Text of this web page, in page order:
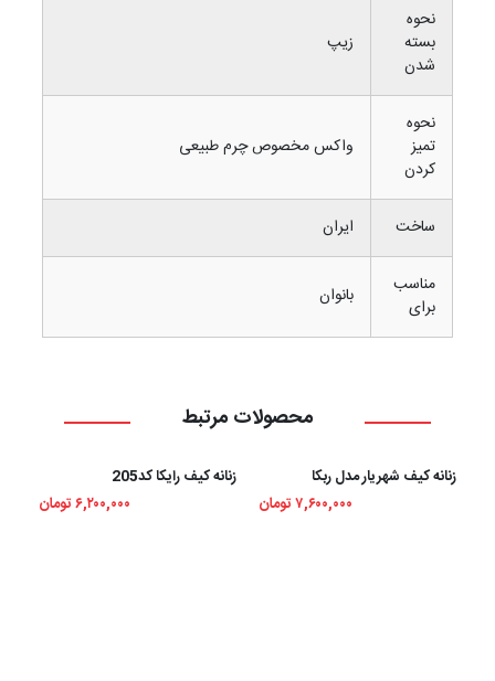
نحوه
بسته
شدن
زیپ
نحوه
تمیز
کردن
واکس مخصوص چرم طبیعی
ساخت ایران
مناسب
برای
بانوان
محصولات مرتبط
زنانه کیف شهریار مدل ربکا
۷,۶۰۰,۰۰۰ تومان
زنانه کیف رایکا کد205
۶,۲۰۰,۰۰۰ تومان